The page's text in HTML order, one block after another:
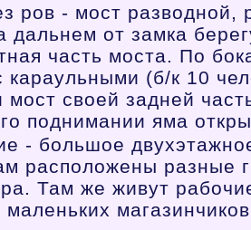
ров - мост разводной,
дальнем от замка
часть моста. По
караульными (б/к 10
мост своей задней
поднимании яма
- большое
расположены разные
Там же живут
маленьких